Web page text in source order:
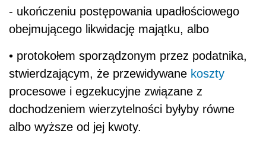
- ukończeniu postępowania upadłościowego
obejmującego likwidację majątku, albo
• protokołem sporządzonym przez podatnika,
stwierdzającym, że przewidywane koszty
procesowe i egzekucyjne związane z
dochodzeniem wierzytelności byłyby równe
albo wyższe od jej kwoty.